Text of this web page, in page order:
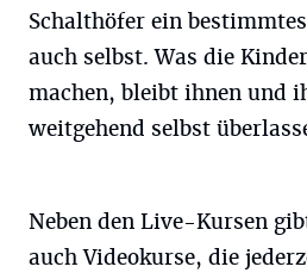
Schalthöfer ein
auch selbst. Was die
machen, bleibt ihnen und
weitgehend selbst
Neben den Live-Kursen
auch Videokurse, die